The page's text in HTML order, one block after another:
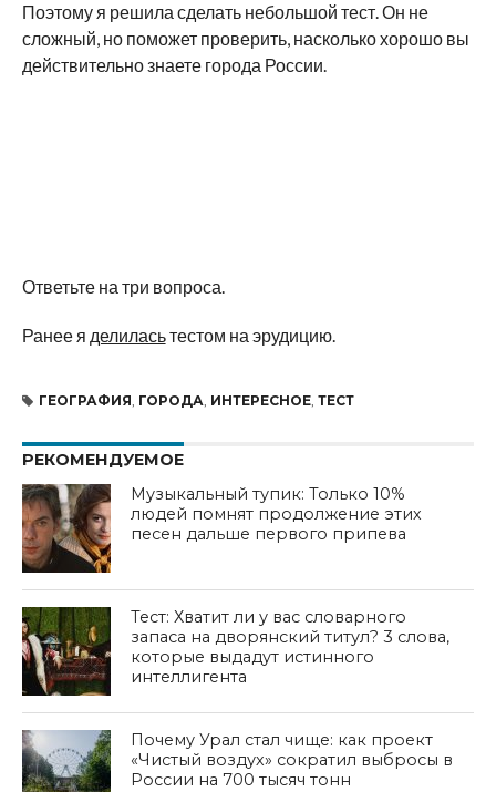
Поэтому я решила сделать небольшой тест. Он не
сложный, но поможет проверить, насколько хорошо вы
действительно знаете города России.
Ответьте на три вопроса.
Ранее я делиласьтестом на эрудицию.
ГЕОГРАФИЯ, ГОРОДА, ИНТЕРЕСНОЕ, ТЕСТ
РЕКОМЕНДУЕМОЕ
Музыкальный тупик: Только 10%
людей помнят продолжение этих
песен дальше первого припева
Тест: Хватит ли у вас словарного
запаса на дворянский титул? 3 слова,
которые выдадут истинного
интеллигента
Почему Урал стал чище: как проект
«Чистый воздух» сократил выбросы в
России на 700 тысяч тонн